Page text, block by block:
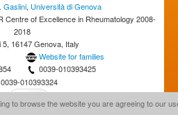
Gaslini, Università di Genova
Centre of Excellence in Rheumatology 2008-
2018
5, 16147 Genova, Italy
Website for families
0039-010393425
0039-010393324
to browse the website you are agreeing to our